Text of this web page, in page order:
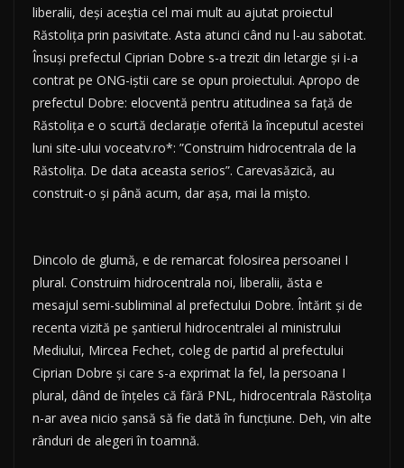
liberalii, deși aceștia cel mai mult au ajutat proiectul
Răstolița prin pasivitate. Asta atunci când nu l-au sabotat.
Însuși prefectul Ciprian Dobre s-a trezit din letargie și i-a
contrat pe ONG-iștii care se opun proiectului. Apropo de
prefectul Dobre: elocventă pentru atitudinea sa față de
Răstolița e o scurtă declarație oferită la începutul acestei
luni site-ului voceatv.ro*: ”Construim hidrocentrala de la
Răstolița. De data aceasta serios”. Carevasăzică, au
construit-o și până acum, dar așa, mai la mișto.
Dincolo de glumă, e de remarcat folosirea persoanei I
plural. Construim hidrocentrala noi, liberalii, ăsta e
mesajul semi-subliminal al prefectului Dobre. Întărit și de
recenta vizită pe șantierul hidrocentralei al ministrului
Mediului, Mircea Fechet, coleg de partid al prefectului
Ciprian Dobre și care s-a exprimat la fel, la persoana I
plural, dând de înțeles că fără PNL, hidrocentrala Răstolița
n-ar avea nicio șansă să fie dată în funcțiune. Deh, vin alte
rânduri de alegeri în toamnă.